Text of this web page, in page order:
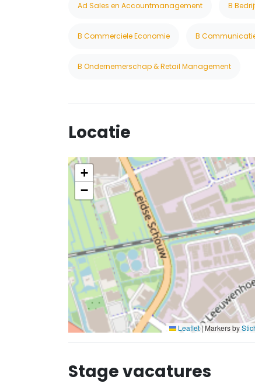
Ad Sales en Accountmanagement B
B Commerciele Economie B
B Ondernemerschap & Retail Management
Locatie
+
−
Leaflet|Markers by
Stage vacatures